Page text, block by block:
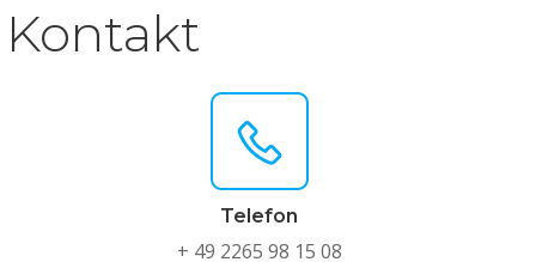
Kontakt
Telefon
+ 49 2265 98 15 08